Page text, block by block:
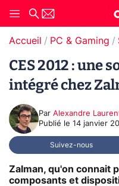
Accueil PC & Gaming
CES 2012 : une
intégré chez
Par Alexandre
Publié le 14 janvier
Suivez-nous
Zalman, qu'on connait
composants et